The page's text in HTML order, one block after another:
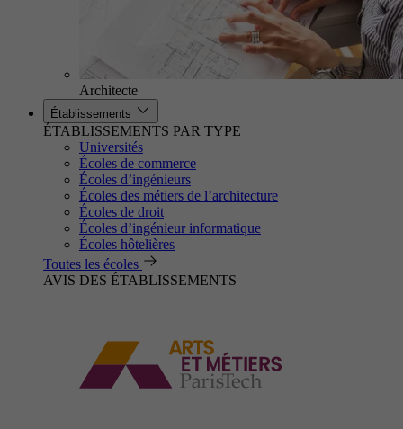
Architecte
Établissements
ÉTABLISSEMENTS PAR TYPE
Universités
Écoles de commerce
Écoles d’ingénieurs
Écoles des métiers de l’architecture
Écoles de droit
Écoles d’ingénieur informatique
Écoles hôtelières
Toutes les écoles
AVIS DES ÉTABLISSEMENTS